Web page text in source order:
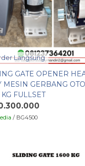
Langsung
GATE OPENER
MESIN GERBANG
FULLSET
/ BG4500